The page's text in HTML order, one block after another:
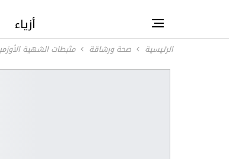
أزياء
الرئيسية صحة ورشاقة مثبطات الشهية